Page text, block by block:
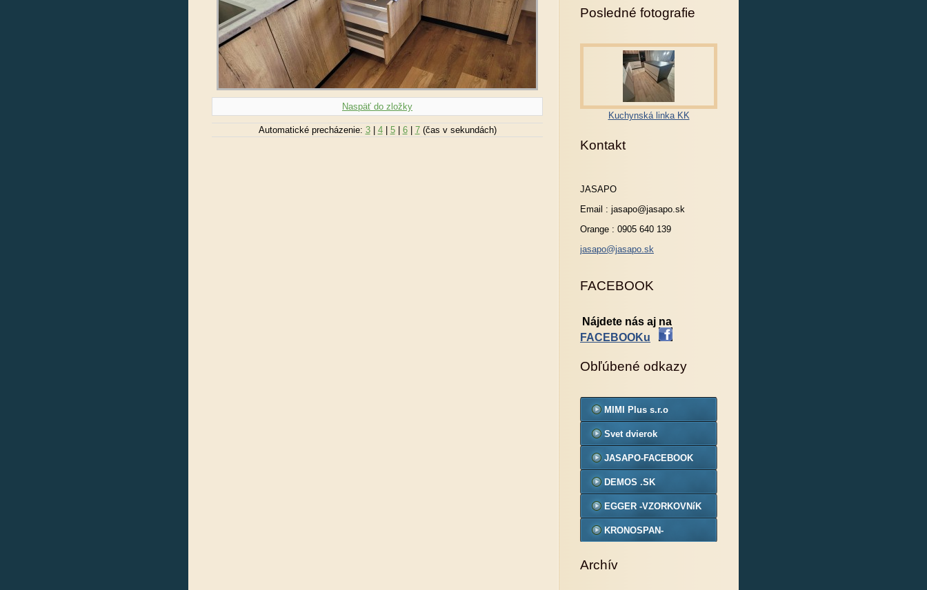
Naspäť do zložky
Automatické precházenie: 3| 4| 5| 6| 7(čas v sekundách)
Posledné fotografie
Kuchynská linka KK
Kontakt
JASAPO
Email : jasapo@jasapo.sk
Orange : 0905 640 139
jasapo@jasapo.sk
FACEBOOK
Nájdete nás aj na
FACEBOOKu
Obľúbené odkazy
MIMI Plus s.r.o
Svet dvierok
JASAPO-FACEBOOK
DEMOS .SK
EGGER -VZORKOVNíK
KRONOSPAN-
Archív